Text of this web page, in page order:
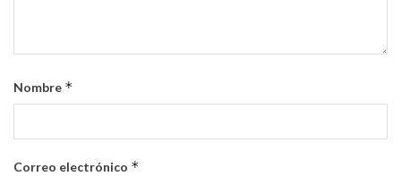
Nombre *
Correo electrónico *